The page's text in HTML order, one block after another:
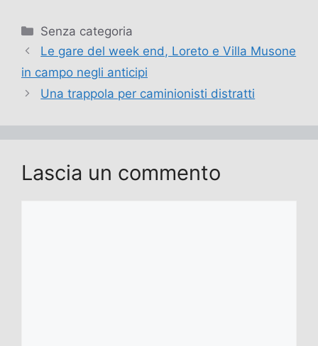
Categorie
Senza categoria
Le gare del week end, Loreto e Villa Musone
in campo negli anticipi
Una trappola per caminionisti distratti
Lascia un commento